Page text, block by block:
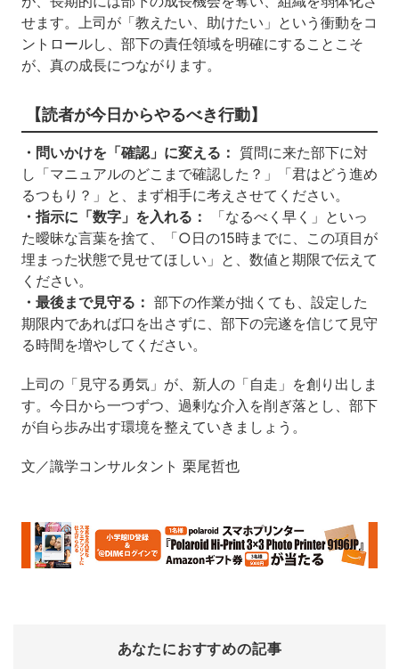
せます。上司が「教えたい、助けたい」という衝動をコ
ントロールし、部下の責任領域を明確にすることこそ
が、真の成長につながります。
【読者が今日からやるべき行動】
・問いかけを「確認」に変える： 質問に来た部下に対
し「マニュアルのどこまで確認した？」「君はどう進め
るつもり？」と、まず相手に考えさせてください。
・指示に「数字」を入れる：
「なるべく早く」といっ
た曖昧な言葉を捨て、「○日の15時までに、この項目が
埋まった状態で見せてほしい」と、数値と期限で伝えて
ください。
・最後まで見守る： 部下の作業が拙くても、設定した
期限内であれば口を出さずに、部下の完遂を信じて見守
る時間を増やしてください。
上司の「見守る勇気」が、新人の「自走」を創り出しま
す。今日から一つずつ、過剰な介入を削ぎ落とし、部下
が自ら歩み出す環境を整えていきましょう。
文／識学コンサルタント 栗尾哲也
あなたにおすすめの記事